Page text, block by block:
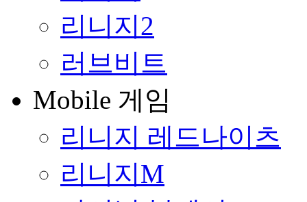
리니지2
러브비트
Mobile 게임
리니지 레드나이츠
리니지M